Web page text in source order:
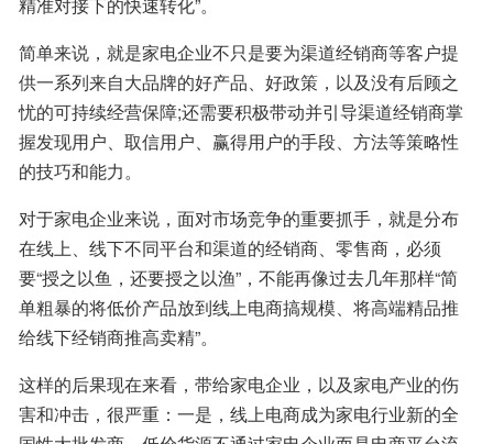
简单来说，就是家电企业不只是要为渠道经销商等客户提
供一系列来自大品牌的好产品、好政策，以及没有后顾之
忧的可持续经营保障;还需要积极带动并引导渠道经销商掌
握发现用户、取信用户、赢得用户的手段、方法等策略性
的技巧和能力。
对于家电企业来说，面对市场竞争的重要抓手，就是分布
在线上、线下不同平台和渠道的经销商、零售商，必须
要“授之以鱼，还要授之以渔”，不能再像过去几年那样“简
单粗暴的将低价产品放到线上电商搞规模、将高端精品推
给线下经销商推高卖精”。
这样的后果现在来看，带给家电企业，以及家电产业的伤
害和冲击，很严重：一是，线上电商成为家电行业新的全